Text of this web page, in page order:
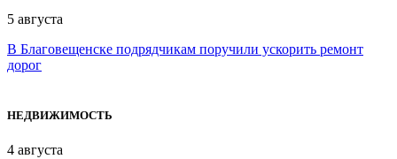
5 августа
В Благовещенске подрядчикам поручили ускорить ремонт
дорог
НЕДВИЖИМОСТЬ
4 августа